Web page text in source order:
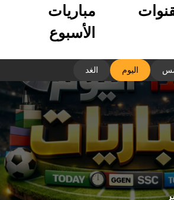
مباريات
الأسبوع
اليوم الغد